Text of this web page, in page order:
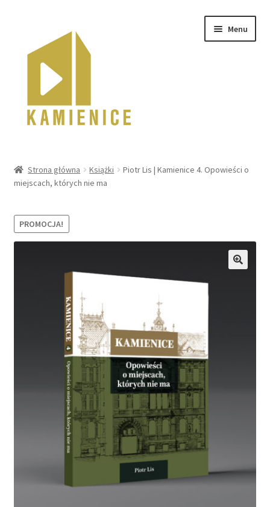
nawigacji
treści
Menu
Strona główna Książki
Piotr Lis | Kamienice 4. Opowieści o
miejscach, których nie ma
PROMOCJA!